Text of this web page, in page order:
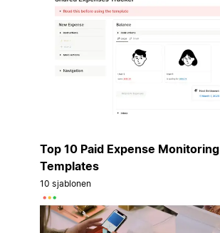
Top 10 Paid Expense Monitoring
Templates
10 sjablonen